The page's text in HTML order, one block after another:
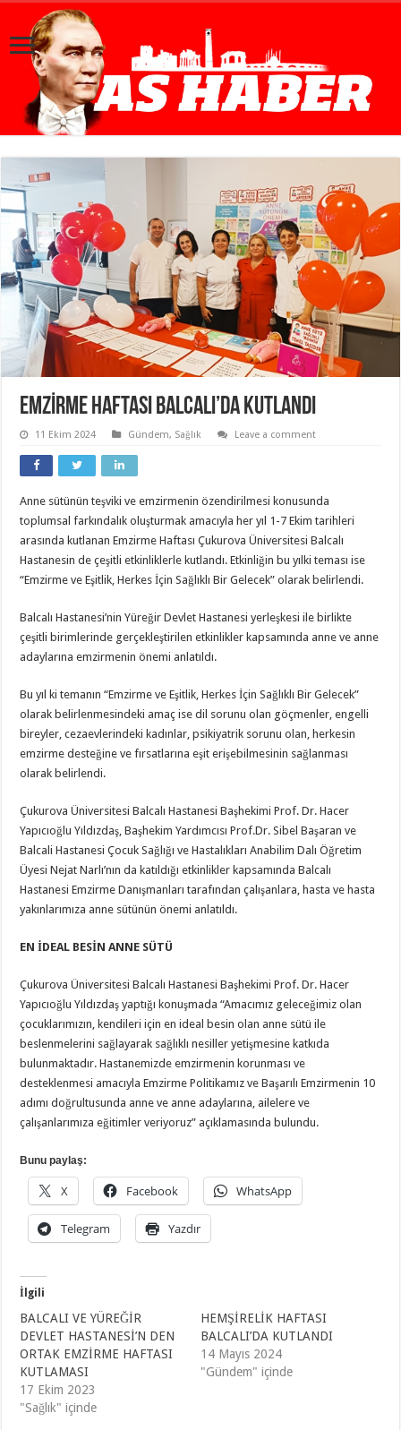
EMZİRME HAFTASI BALCALI’DA KUTLANDI
11 Ekim 2024 Gündem, Sağlık Leave a comment
Anne sütünün teşviki ve emzirmenin özendirilmesi konusunda
toplumsal farkındalık oluşturmak amacıyla her yıl 1-7 Ekim tarihleri
arasında kutlanan Emzirme Haftası Çukurova Üniversitesi Balcalı
Hastanesin de çeşitli etkinliklerle kutlandı. Etkinliğin bu yılki teması ise
“Emzirme ve Eşitlik, Herkes İçin Sağlıklı Bir Gelecek” olarak belirlendi.
Balcalı Hastanesi’nin Yüreğir Devlet Hastanesi yerleşkesi ile birlikte
çeşitli birimlerinde gerçekleştirilen etkinlikler kapsamında anne ve anne
adaylarına emzirmenin önemi anlatıldı.
Bu yıl ki temanın “Emzirme ve Eşitlik, Herkes İçin Sağlıklı Bir Gelecek”
olarak belirlenmesindeki amaç ise dil sorunu olan göçmenler, engelli
bireyler, cezaevlerindeki kadınlar, psikiyatrik sorunu olan, herkesin
emzirme desteğine ve fırsatlarına eşit erişebilmesinin sağlanması
olarak belirlendi.
Çukurova Üniversitesi Balcalı Hastanesi Başhekimi Prof. Dr. Hacer
Yapıcıoğlu Yıldızdaş, Başhekim Yardımcısı Prof.Dr. Sibel Başaran ve
Balcali Hastanesi Çocuk Sağlığı ve Hastalıkları Anabilim Dalı Öğretim
Üyesi Nejat Narlı’nın da katıldığı etkinlikler kapsamında Balcalı
Hastanesi Emzirme Danışmanları tarafından çalışanlara, hasta ve hasta
yakınlarımıza anne sütünün önemi anlatıldı.
EN İDEAL BESİN ANNE SÜTÜ
Çukurova Üniversitesi Balcalı Hastanesi Başhekimi Prof. Dr. Hacer
Yapıcıoğlu Yıldızdaş yaptığı konuşmada “Amacımız geleceğimiz olan
çocuklarımızın, kendileri için en ideal besin olan anne sütü ile
beslenmelerini sağlayarak sağlıklı nesiller yetişmesine katkıda
bulunmaktadır. Hastanemizde emzirmenin korunması ve
desteklenmesi amacıyla Emzirme Politikamız ve Başarılı Emzirmenin 10
adımı doğrultusunda anne ve anne adaylarına, ailelere ve
çalışanlarımıza eğitimler veriyoruz” açıklamasında bulundu.
Bunu paylaş:
X Facebook WhatsApp
Telegram Yazdır
İlgili
BALCALI VE YÜREĞİR
DEVLET HASTANESİ’N DEN
ORTAK EMZİRME HAFTASI
KUTLAMASI
17 Ekim 2023
"Sağlık" içinde
HEMŞİRELİK HAFTASI
BALCALI’DA KUTLANDI
14 Mayıs 2024
"Gündem" içinde